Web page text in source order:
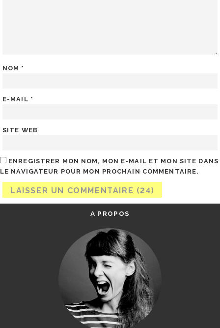
NOM *
E-MAIL *
SITE WEB
ENREGISTRER MON NOM, MON E-MAIL ET MON SITE DANS
LE NAVIGATEUR POUR MON PROCHAIN COMMENTAIRE.
A PROPOS